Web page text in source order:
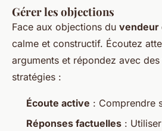
Gérer les objections
Face aux objections du vendeur
calme et constructif. Écoutez
arguments et répondez avec
stratégies :
Écoute active : Comprendre
Réponses factuelles :